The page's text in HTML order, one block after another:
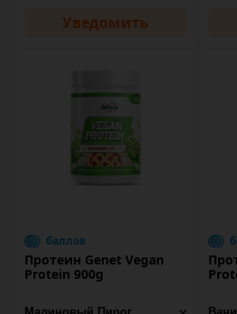
Уведомить
баллов
Протеин Genet Vegan
Protein 900g